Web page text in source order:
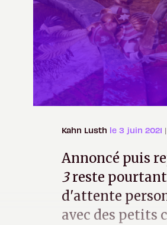
Kahn Lusth le 3 juin 2021
Annoncé puis
3reste pourtant
d'attente
avec des petits